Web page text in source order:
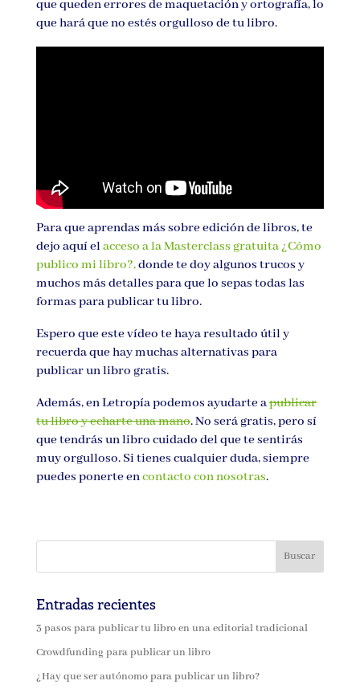
que queden errores de maquetación y ortografía, lo
que hará que no estés orgulloso de tu libro.
Para que aprendas más sobre edición de libros, te
dejo aquí elacceso a la Masterclass gratuita ¿Cómo
publico mi libro?,donde te doy algunos trucos y
muchos más detalles para que lo sepas todas las
formas para publicar tu libro.
Espero que este vídeo te haya resultado útil y
recuerda que hay muchas alternativas para
publicar un libro gratis.
Además, en Letropía podemos ayudarte apublicar
tu libro y echarte una mano. No será gratis, pero sí
que tendrás un libro cuidado del que te sentirás
muy orgulloso. Si tienes cualquier duda, siempre
puedes ponerte encontacto con nosotras.
Entradas recientes
3 pasos para publicar tu libro en una editorial tradicional
Crowdfunding para publicar un libro
¿Hay que ser autónomo para publicar un libro?